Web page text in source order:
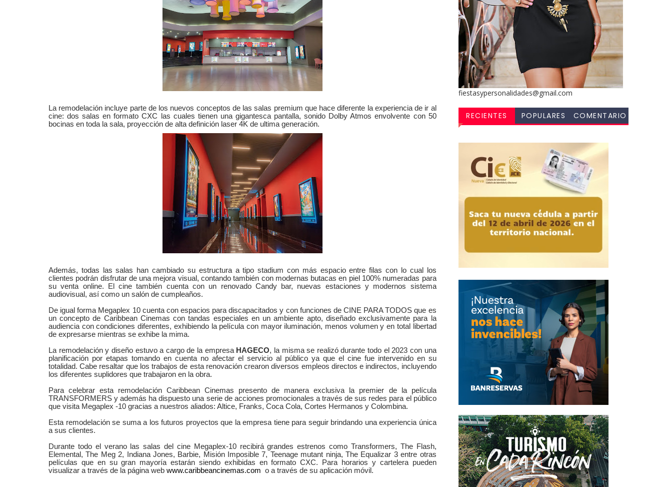
La remodelación incluye parte de los nuevos conceptos de las salas premium que hace diferente la experiencia de ir al
cine: dos salas en formato CXC las cuales tienen una gigantesca pantalla, sonido Dolby Atmos envolvente con 50
bocinas en toda la sala, proyección de alta definición laser 4K de ultima generación.
Además, todas las salas han cambiado su estructura a tipo stadium con más espacio entre filas con lo cual los
clientes podrán disfrutar de una mejora visual, contando también con modernas butacas en piel 100% numeradas para
su venta online. El cine también cuenta con un renovado Candy bar, nuevas estaciones y modernos sistema
audiovisual, así como un salón de cumpleaños.
De igual forma Megaplex 10 cuenta con espacios para discapacitados y con funciones de CINE PARA TODOS que es
un concepto de Caribbean Cinemas con tandas especiales en un ambiente apto, diseñado exclusivamente para la
audiencia con condiciones diferentes, exhibiendo la película con mayor iluminación, menos volumen y en total libertad
de expresarse mientras se exhibe la mima.
La remodelación y diseño estuvo a cargo de la empresa HAGECO, la misma se realizó durante todo el 2023 con una
planificación por etapas tomando en cuenta no afectar el servicio al público ya que el cine fue intervenido en su
totalidad. Cabe resaltar que los trabajos de esta renovación crearon diversos empleos directos e indirectos, incluyendo
los diferentes suplidores que trabajaron en la obra.
Para celebrar esta remodelación Caribbean Cinemas presento de manera exclusiva la premier de la película
TRANSFORMERS y además ha dispuesto una serie de acciones promocionales a través de sus redes para el público
que visita Megaplex -10 gracias a nuestros aliados: Altice, Franks, Coca Cola, Cortes Hermanos y Colombina.
Esta remodelación se suma a los futuros proyectos que la empresa tiene para seguir brindando una experiencia única
a sus clientes.
Durante todo el verano las salas del cine Megaplex-10 recibirá grandes estrenos como Transformers, The Flash,
Elemental, The Meg 2, Indiana Jones, Barbie, Misión Imposible 7, Teenage mutant ninja, The Equalizar 3 entre otras
películas que en su gran mayoría estarán siendo exhibidas en formato CXC. Para horarios y cartelera pueden
visualizar a través de la página web www.caribbeancinemas.com o a través de su aplicación móvil.
fiestasypersonalidades@gmail.com
RECIENTES POPULARES
COMENTARIO